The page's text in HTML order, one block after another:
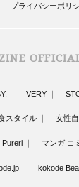
プライバシーポリ
VERY
スタイル 女性
Pureri マンガ コ
kokode